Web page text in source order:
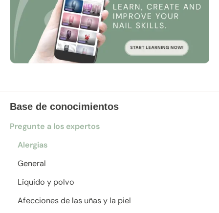
Base de conocimientos
Pregunte a los expertos
Alergias
General
Líquido y polvo
Afecciones de las uñas y la piel